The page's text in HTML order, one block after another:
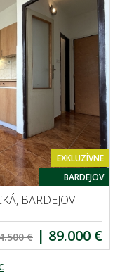
EXKLUZÍVNE
BARDEJOV
BARDEJOV
€ | 89.000 €